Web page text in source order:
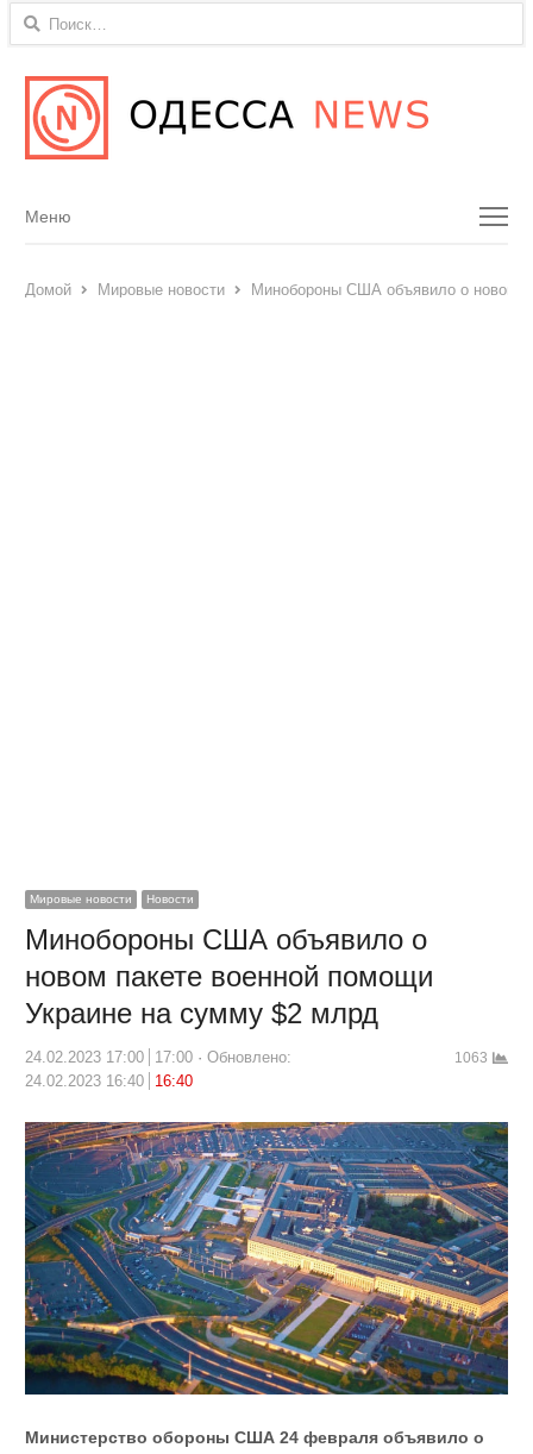
Найти:
Menu
Меню
Домой Мировые новости Минобороны США объявило о новом
Мировые новости Новости
Минобороны США объявило о
новом пакете военной помощи
Украине на сумму $2 млрд
24.02.2023 17:00 17:00
Обновлено:
24.02.2023 16:40
16:40
1063
Министерство обороны США 24 февраля объявило о